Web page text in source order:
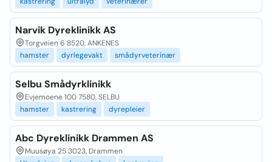
Narvik Dyreklinikk AS
Torgveien 6 8520, ANKENES
hamster
dyrlegevakt smådyrveterinær
Selbu Smådyrklinikk
Evjemoene 100 7580, SELBU
hamster
kastrering dyrepleier
Abc Dyreklinikk Drammen AS
Muusøya 25 3023, Drammen